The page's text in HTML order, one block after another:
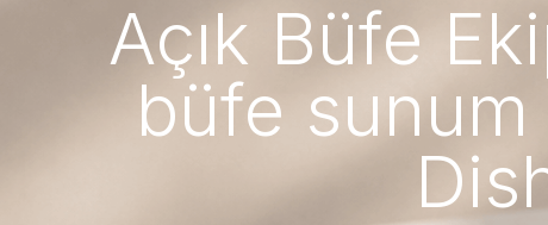
Açık Büfe
büfe sunum